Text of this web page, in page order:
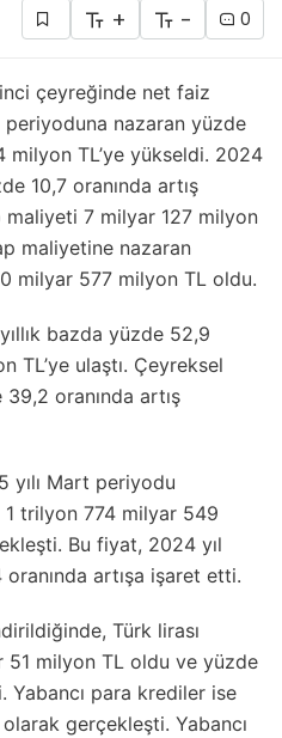
+ - 0
çeyreğinde net faiz
periyoduna nazaran yüzde
milyon TL’ye yükseldi. 2024
10,7 oranında artış
7 milyar 127 milyon
maliyetine nazaran
milyar 577 milyon TL oldu.
bazda yüzde 52,9
TL’ye ulaştı. Çeyreksel
39,2 oranında artış
yılı Mart periyodu
trilyon 774 milyar 549
Bu fiyat, 2024 yıl
artışa işaret etti.
Türk lirası
milyon TL oldu ve yüzde
Yabancı para krediler ise
gerçekleşti. Yabancı